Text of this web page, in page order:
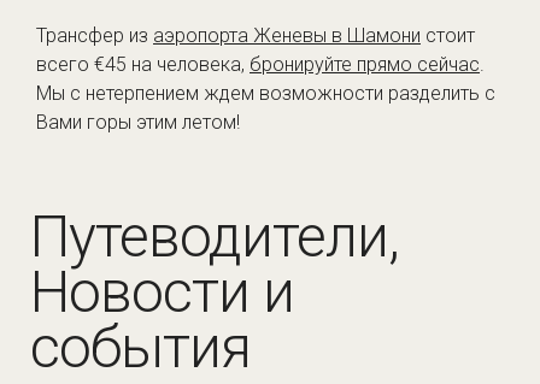
Трансфер из аэропорта Женевы в Шамони стоит
всего €45 на человека, бронируйте прямо сейчас.
Мы с нетерпением ждем возможности разделить с
Вами горы этим летом!
Путеводители,
Новости и
события